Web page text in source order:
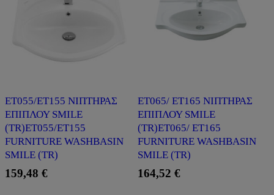
ET055/ET155 ΝΙΠΤΗΡΑΣ
ΕΠΙΠΛΟΥ SMILE
(ΤR)ET055/ET155
FURNITURE WASHBASIN
SMILE (ΤR)
159,48 €
ET065/ ET165 ΝΙΠΤΗΡΑΣ
ΕΠΙΠΛΟΥ SMILE
(ΤR)ET065/ ET165
FURNITURE WASHBASIN
SMILE (ΤR)
164,52 €